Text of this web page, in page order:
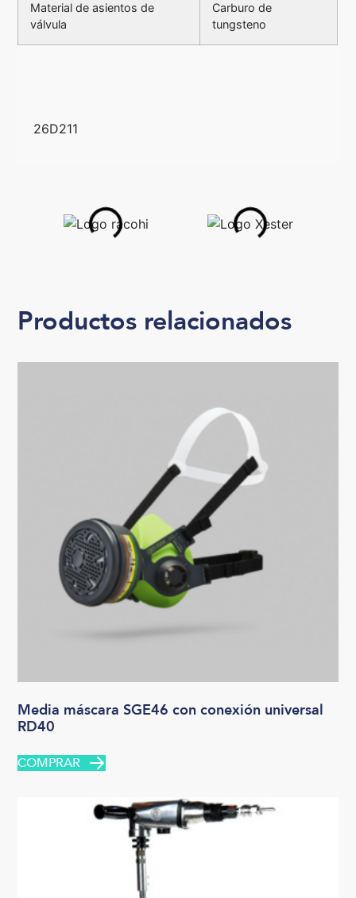
Material de asientos de
válvula
Carburo de
tungsteno
26D211
Productos relacionados
Media máscara SGE46 con conexión universal
RD40
COMPRAR